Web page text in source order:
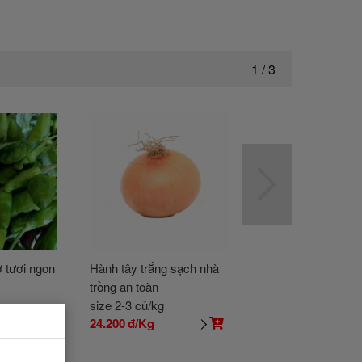
1 /3
tươi ngon
Hành tây trắng sạch nhà
trồng an toàn
size 2-3 củ/kg
24.200đ/Kg